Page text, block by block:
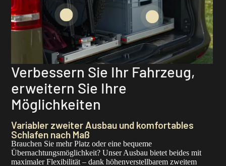
Verbessern Sie Ihr Fahrzeug,
erweitern Sie Ihre
Möglichkeiten
Variabler zweiter Ausbau und komfortables
Schlafen nach Maß
Brauchen Sie mehr Platz oder eine bequeme
Übernachtungsmöglichkeit? Unser Ausbau bietet beides mit
maximaler Flexibilität – dank höhenverstellbarem zweitem